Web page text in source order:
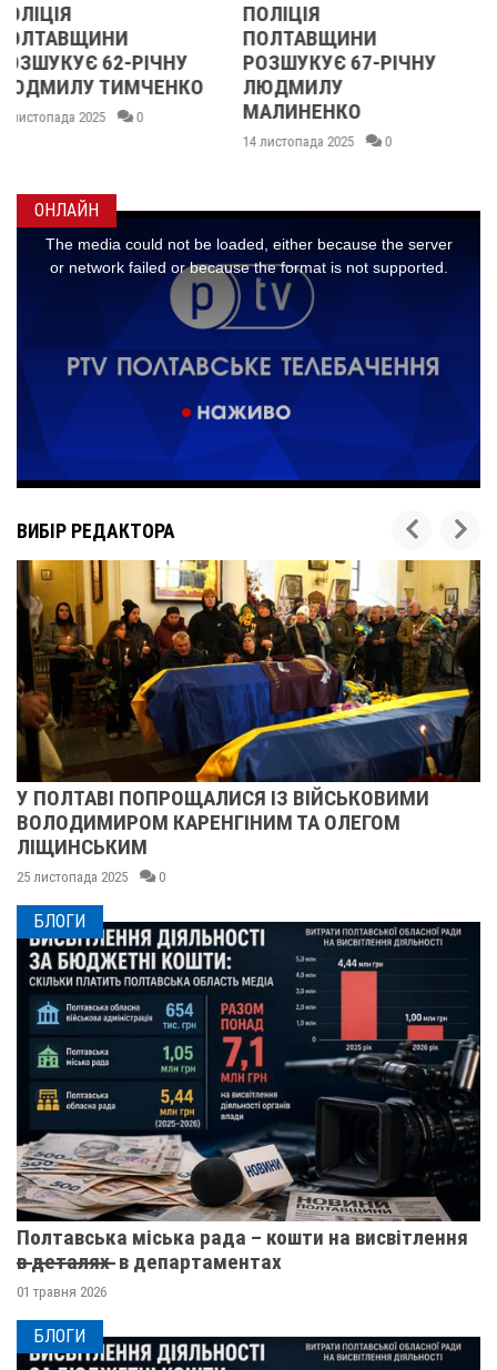
ПОЛІЦІЯ
ПОЛТАВЩИНИ
РОЗШУКУЄ 67-РІЧНУ
ЛЮДМИЛУ
МАЛИНЕНКО
У ПОЛТАВСЬКІЙ
ОБЛАСТІ
РОЗШУКУЮТЬ 62-
РІЧНУ ЗОЮ ГРАКОВУ
14 листопада 2025
ОНЛАЙН
ВИБІР РЕДАКТОРА
У ПОЛТАВІ ПОПРОЩАЛИСЯ ІЗ ВІЙСЬКОВИМИ
ВОЛОДИМИРОМ КАРЕНГІНИМ ТА ОЛЕГОМ
ЛІЩИНСЬКИМ
25 листопада 2025 0
БЛОГИ
Полтавська міська рада – кошти на висвітлення
в̶ ̶д̶е̶т̶а̶л̶я̶х̶ ̶ в департаментах
01 травня 2026
БЛОГИ